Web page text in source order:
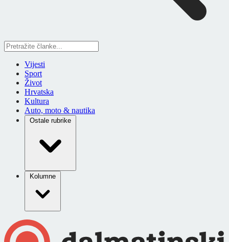
Vijesti
Sport
Život
Hrvatska
Kultura
Auto, moto & nautika
Ostale rubrike
Kolumne